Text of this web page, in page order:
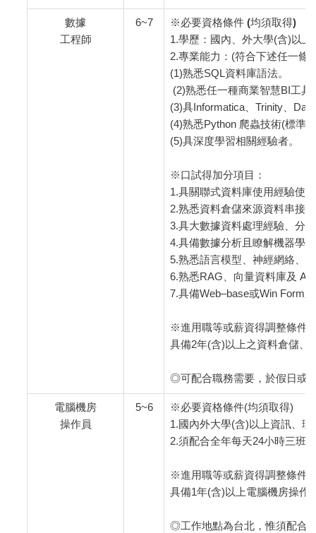
數據
工程師
6~7 ※必要資格條件 (均須取得)
1.學歷：國內、外大學(含)以
2.專業能力：(符合下述任一條
(1)熟悉SQL資料庫語法。
(2)熟悉任一種商業智慧BI工
(3)具Informatica、Trinity、
(4)熟悉Python 爬蟲技術(標準
(5)具深度學習相關經驗者。
※口試得加分項目：
1.具關聯式資料庫使用經驗使
2.熟悉資料倉儲來源資料串接
3.具大數據資料處理經驗、分
4.具備數據分析且瞭解機器學
5.熟悉語言模型、神經網絡、
6.熟悉RAG、向量資料庫及 AI
7.具備Web–base或Win Form
※進用職等或薪資得調整條件
具備2年(含)以上之資料倉儲、
◎可配合職務需要，於假日或
電腦機房
操作員
5~6
※必要資格條件(均須取得)
1.國內外大學(含)以上資訊、
2.須配合全年每天24小時三班
※進用職等或薪資得調整條件
具備1年(含)以上電腦機房操
◎工作地點為台北，惟須配合